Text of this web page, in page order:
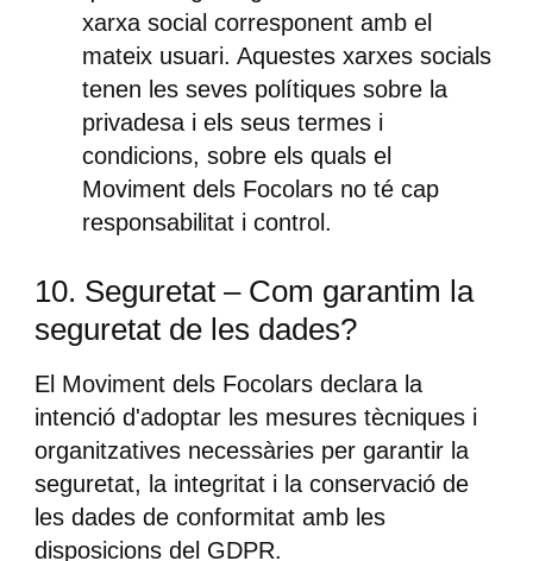
xarxa social corresponent amb el
mateix usuari. Aquestes xarxes socials
tenen les seves polítiques sobre la
privadesa i els seus termes i
condicions, sobre els quals el
Moviment dels Focolars no té cap
responsabilitat i control.
10. Seguretat – Com garantim la
seguretat de les dades?
El Moviment dels Focolars declara la
intenció d'adoptar les mesures tècniques i
organitzatives necessàries per garantir la
seguretat, la integritat i la conservació de
les dades de conformitat amb les
disposicions del GDPR.